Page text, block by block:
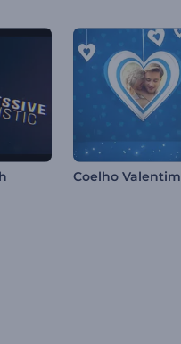
Coelho Valentim